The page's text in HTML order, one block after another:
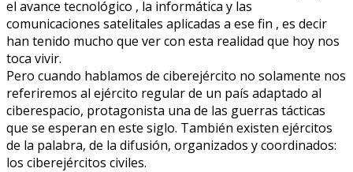
el avance tecnológico , la informática y las
comunicaciones satelitales aplicadas a ese fin , es decir
han tenido mucho que ver con esta realidad que hoy nos
toca vivir.
Pero cuando hablamos de ciberejército no solamente nos
referiremos al ejército regular de un país adaptado al
ciberespacio, protagonista una de las guerras tácticas
que se esperan en este siglo. También existen ejércitos
de la palabra, de la difusión, organizados y coordinados:
los ciberejércitos civiles.